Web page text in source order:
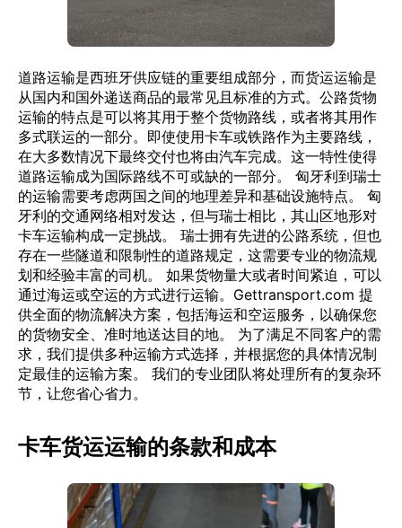
道路运输是西班牙供应链的重要组成部分，而货运运输是
从国内和国外递送商品的最常见且标准的方式。公路货物
运输的特点是可以将其用于整个货物路线，或者将其用作
多式联运的一部分。即使使用卡车或铁路作为主要路线，
在大多数情况下最终交付也将由汽车完成。这一特性使得
道路运输成为国际路线不可或缺的一部分。 匈牙利到瑞士
的运输需要考虑两国之间的地理差异和基础设施特点。 匈
牙利的交通网络相对发达，但与瑞士相比，其山区地形对
卡车运输构成一定挑战。 瑞士拥有先进的公路系统，但也
存在一些隧道和限制性的道路规定，这需要专业的物流规
划和经验丰富的司机。 如果货物量大或者时间紧迫，可以
通过海运或空运的方式进行运输。Gettransport.com 提
供全面的物流解决方案，包括海运和空运服务，以确保您
的货物安全、准时地送达目的地。 为了满足不同客户的需
求，我们提供多种运输方式选择，并根据您的具体情况制
定最佳的运输方案。 我们的专业团队将处理所有的复杂环
节，让您省心省力。
卡车货运运输的条款和成本